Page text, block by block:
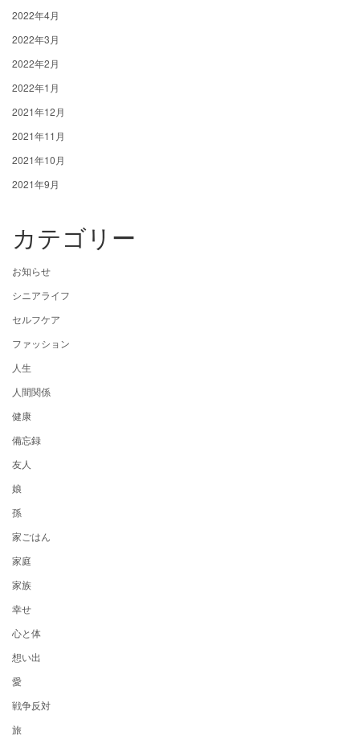
2022年4月
2022年3月
2022年2月
2022年1月
2021年12月
2021年11月
2021年10月
2021年9月
カテゴリー
お知らせ
シニアライフ
セルフケア
ファッション
人生
人間関係
健康
備忘録
友人
娘
孫
家ごはん
家庭
家族
幸せ
心と体
想い出
愛
戦争反対
旅